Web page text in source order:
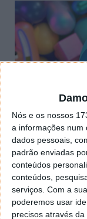
Nós e os nossos
a informações num
dados pessoais,
padrão enviadas
conteúdos
conteúdos,
serviços. Com a
poderemos usar
precisos através
Os
jogos
milhões de
desde que
Na